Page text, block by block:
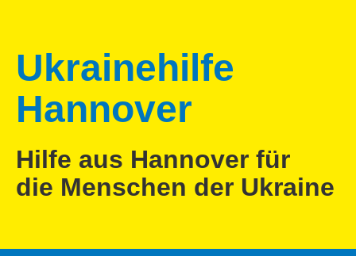
Ukrainehilfe
Hannover
Hilfe aus Hannover für
die Menschen der Ukraine